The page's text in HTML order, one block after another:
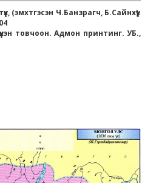
(эмхтгэсэн Ч.Банзрагч, Б.Сайнхүү).
товчоон. Адмон принтинг. УБ.,